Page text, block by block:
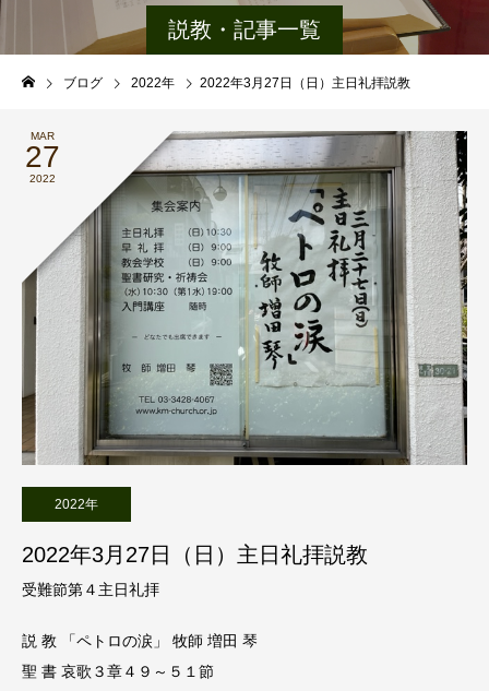
説教・記事一覧
ブログ 2022年 2022年3月27日（日）主日礼拝説教
MAR
27
2022
2022年
2022年3月27日（日）主日礼拝説教
受難節第４主日礼拝
説 教 「ペトロの涙」 牧師 増田 琴
聖 書 哀歌３章４９～５１節